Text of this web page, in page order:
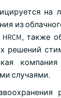
на
из
также
решений
случаями.